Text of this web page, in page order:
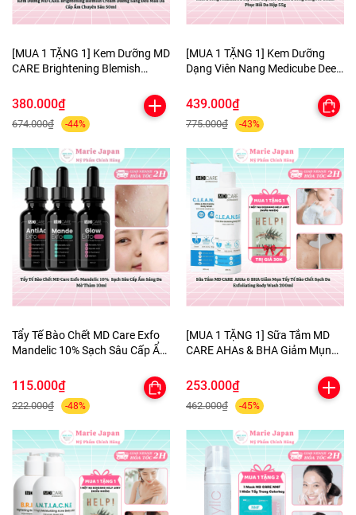
[MUA 1 TẶNG 1] Kem Dưỡng MD
CARE Brightening Blemish
Cấp Ẩm Chuyên Sâu 50ml-
TẶNG 1 MẶT NẠ BERGAMO
HELP JARY
380.000₫
674.000₫ -44%
[MUA 1 TẶNG 1] Kem Dưỡng
Dạng Viên Nang Medicube Deep
Sáng Mờ Thâm Phục Hồi Da
Hộp 55g - TẶNG MẶT NẠ MẮT
439.000₫
775.000₫ -43%
Tẩy Tế Bào Chết MD Care Exfo
Mandelic 10% Sạch Sâu Cấp Ẩm
115.000₫
222.000₫ -48%
[MUA 1 TẶNG 1] Sữa Tắm MD
CARE AHAs & BHA Giảm Mụn
Exfoliating Body Wash 200ml-
TẶNG 1 MẶT NẠ BERGAMO
HELP JARY
253.000₫
462.000₫ -45%